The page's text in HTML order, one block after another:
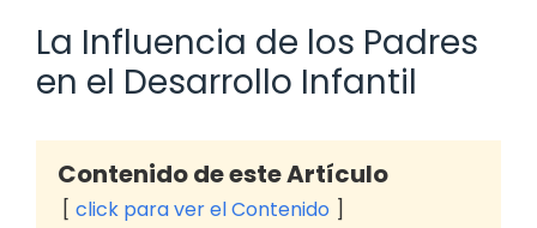
La Influencia de los Padres
en el Desarrollo Infantil
Contenido de este Artículo
click para ver el Contenido